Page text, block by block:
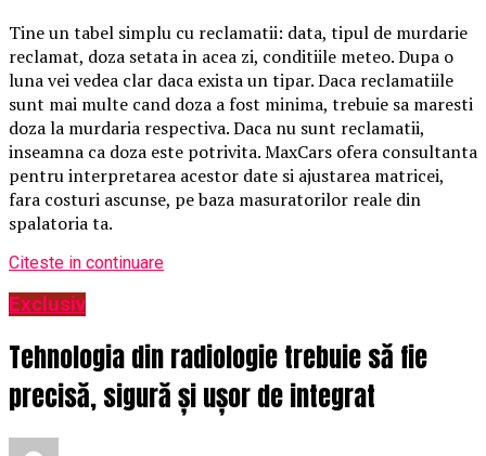
Tine un tabel simplu cu reclamatii: data, tipul de murdarie
reclamat, doza setata in acea zi, conditiile meteo. Dupa o
luna vei vedea clar daca exista un tipar. Daca reclamatiile
sunt mai multe cand doza a fost minima, trebuie sa maresti
doza la murdaria respectiva. Daca nu sunt reclamatii,
inseamna ca doza este potrivita. MaxCars ofera consultanta
pentru interpretarea acestor date si ajustarea matricei,
fara costuri ascunse, pe baza masuratorilor reale din
spalatoria ta.
Citeste in continuare
Exclusiv
Tehnologia din radiologie trebuie să fie
precisă, sigură și ușor de integrat